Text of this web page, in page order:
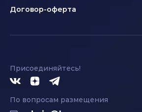
Договор-оферта
Присоединяйтесь!
По вопросам размещения